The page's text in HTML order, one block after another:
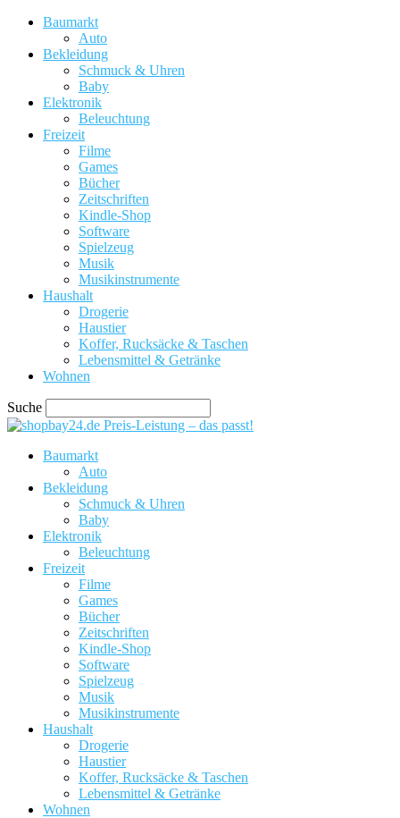
Baumarkt
Auto
Bekleidung
Schmuck & Uhren
Baby
Elektronik
Beleuchtung
Freizeit
Filme
Games
Bücher
Zeitschriften
Kindle-Shop
Software
Spielzeug
Musik
Musikinstrumente
Haushalt
Drogerie
Haustier
Koffer, Rucksäcke & Taschen
Lebensmittel & Getränke
Wohnen
Suche
Preis-Leistung – das passt!
Baumarkt
Auto
Bekleidung
Schmuck & Uhren
Baby
Elektronik
Beleuchtung
Freizeit
Filme
Games
Bücher
Zeitschriften
Kindle-Shop
Software
Spielzeug
Musik
Musikinstrumente
Haushalt
Drogerie
Haustier
Koffer, Rucksäcke & Taschen
Lebensmittel & Getränke
Wohnen